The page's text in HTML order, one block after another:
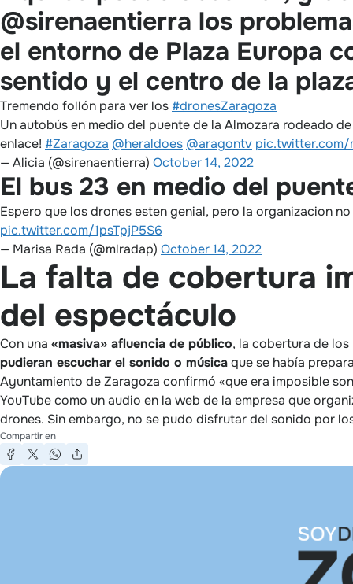
@sirenaentierra los
el entorno de Plaza Europa
sentido y el centro de la
Tremendo follón para ver los #dronesZaragoza
Un autobús en medio del puente de la Almozara rodeado
enlace! #Zaragoza @heraldoes @aragontv pic.twitter.com/
— Alicia (@sirenaentierra) October 14, 2022
El bus 23 en medio del
Espero que los drones esten genial, pero la organizacion
pic.twitter.com/1psTpjP5S6
— Marisa Rada (@mlradap) October 14, 2022
La falta de cobertura
del espectáculo
Con una «masiva» afluencia de público, la cobertura de
pudieran escuchar el sonido o músicaque se había
Ayuntamiento de Zaragoza confirmó «que era imposible
YouTube como un audio en la web de la empresa que
drones. Sin embargo, no se pudo disfrutar del sonido por
Compartir en